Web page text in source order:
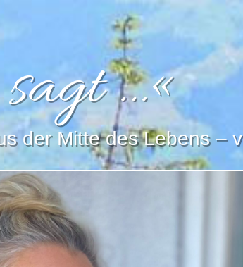
…«
der Mitte des Lebens –